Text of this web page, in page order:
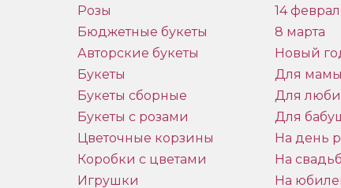
Розы
Бюджетные букеты
Авторские букеты
Букеты
Букеты сборные
Букеты с розами
Цветочные корзины
Коробки с цветами
Игрушки
14
8 марта
Новый
Для
Для
Для
На день
На
На